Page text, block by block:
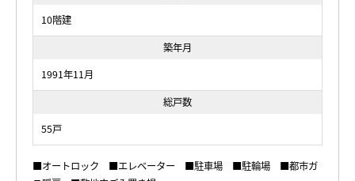
10階建
築年月
1991年11月
総戸数
55戸
■オートロック ■エレベーター ■駐車場 ■駐輪場 ■都市ガ